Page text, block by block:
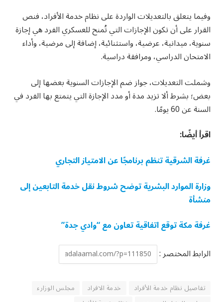
وفيما يتعلق بالتعديلات الواردة على نظام خدمة الأفراد، فنص
القرار على أن تكون الإجازات التي تُمنح للعسكري الفرد هي إجازة
سنوية، ميدانية، عرضية، واستثنائية، إضافة إلى مرضية، وأداء
الامتحان الدراسي، ومرافقة دراسية.
وشملت التعديلات، جواز ضم الإجازات السنوية بعضها إلى
بعض؛ بشرط ألا تزيد مدة أو مدد الإجازة التي يتمتع بها الفرد في
السنة عن 60 يومًا.
اقرأ أيضًا:
غرفة الشرقية تنظم برنامجًا عن الامتياز التجاري
وزارة الموارد البشرية توضح شروط نقل خدمة التابعين إلى
منشأة
غرفة مكة توقع اتفاقية تعاون مع “وادي جدة”
الرابط المختصر :
تفاصيل نظام خدمة الأفراد خدمة الافراد
مجلس الوزارء